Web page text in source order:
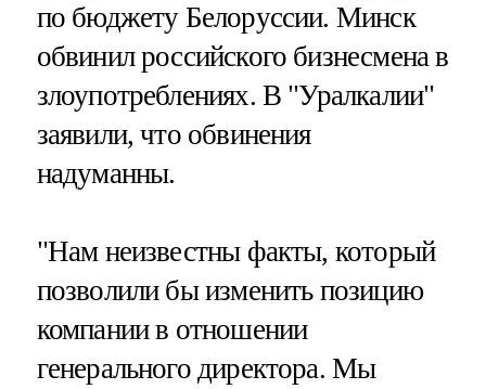
по бюджету Белоруссии. Минск
обвинил российского бизнесмена в
злоупотреблениях. В "Уралкалии"
заявили, что обвинения
надуманны.
"Нам неизвестны факты, который
позволили бы изменить позицию
компании в отношении
генерального директора. Мы